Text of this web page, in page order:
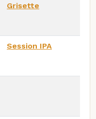
Grisette
Session IPA